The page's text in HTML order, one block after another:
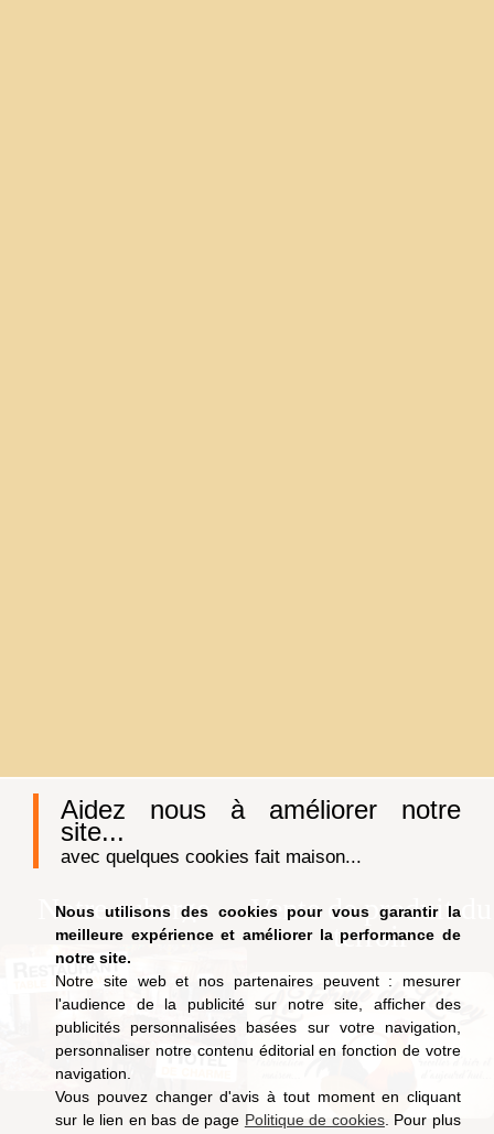
Aidez nous à améliorer notre
site...
avec quelques cookies fait maison...
Nous utilisons des cookies pour vous garantir la
meilleure expérience et améliorer la performance de
notre site.
Notre site web et nos partenaires peuvent : mesurer
l'audience de la publicité sur notre site, afficher des
publicités personnalisées basées sur votre navigation,
personnaliser notre contenu éditorial en fonction de votre
navigation.
Vous pouvez changer d'avis à tout moment en cliquant
sur le lien en bas de page Politique de cookies. Pour plus
Notre auberge
Vente de produit du
terroir